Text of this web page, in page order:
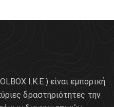
Ι.Κ.Ε.) είναι εμπορική
δραστηριότητες την